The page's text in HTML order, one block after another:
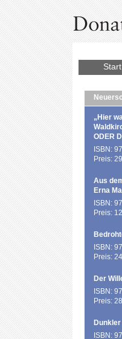
Start
„Hier
ODER
ISBN:
Preis:
Aus
Erna
ISBN:
Preis:
ISBN:
Preis:
Der
ISBN:
Preis:
ISBN: